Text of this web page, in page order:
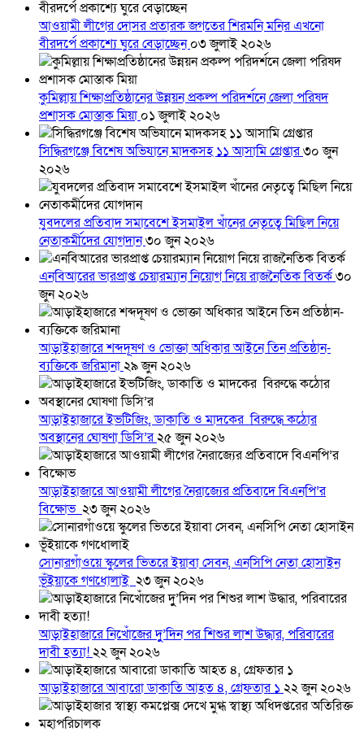
আওয়ামী লীগের দোসর প্রতারক জগতের শিরমনি মনির এখনো
বীরদর্পে প্রকাশ্যে ঘুরে বেড়াচ্ছেন০৩ জুলাই ২০২৬
কুমিল্লায় শিক্ষাপ্রতিষ্ঠানের উন্নয়ন প্রকল্প পরিদর্শনে জেলা পরিষদ
প্রশাসক মোস্তাক মিয়া ০১ জুলাই ২০২৬
সিদ্ধিরগঞ্জে বিশেষ অভিযানে মাদকসহ ১১ আসামি গ্রেপ্তার৩০ জুন
২০২৬
যুবদলের প্রতিবাদ সমাবেশে ইসমাইল খাঁনের নেতৃত্বে মিছিল নিয়ে
নেতাকর্মীদের যোগদান৩০ জুন ২০২৬
এনবিআরের ভারপ্রাপ্ত চেয়ারম্যান নিয়োগ নিয়ে রাজনৈতিক বিতর্ক৩০
জুন ২০২৬
আড়াইহাজারে শব্দদূষণ ও ভোক্তা অধিকার আইনে তিন প্রতিষ্ঠান-
ব্যক্তিকে জরিমানা২৯ জুন ২০২৬
আড়াইহাজারে ইভটিজিং, ডাকাতি ও মাদকের বিরুদ্ধে কঠোর
অবস্থানের ঘোষণা ডিসি’র২৫ জুন ২০২৬
আড়াইহাজারে আওয়ামী লীগের নৈরাজ্যের প্রতিবাদে বিএনপি’র
বিক্ষোভ ২৩ জুন ২০২৬
সোনারগাঁওয়ে স্কুলের ভিতরে ইয়াবা সেবন, এনসিপি নেতা হোসাইন
ভূঁইয়াকে গণধোলাই ২৩ জুন ২০২৬
আড়াইহাজারে নিখোঁজের দুু’দিন পর শিশুর লাশ উদ্ধার, পরিবারের
দাবী হত্যা!২২ জুন ২০২৬
আড়াইহাজারে আবারো ডাকাতি আহত ৪, গ্রেফতার ১ ২২ জুন ২০২৬